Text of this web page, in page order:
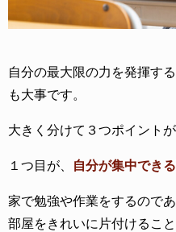
自分の最大限の力を発揮す
も大事です。
大きく分けて３つポイントが
１つ目が、 自分が集中でき
家で勉強や作業をするので
部屋をきれいに片付けること